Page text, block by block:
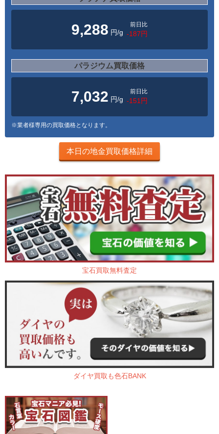
9,288 円/g
前日比
-187円
パラジウム買取価格
7,032 円/g
前日比
-151円
※業者様専用の買取価格となります。
本日の地金買取価格詳細
宝石買取無料査定
ダイヤ買取も色石BANK